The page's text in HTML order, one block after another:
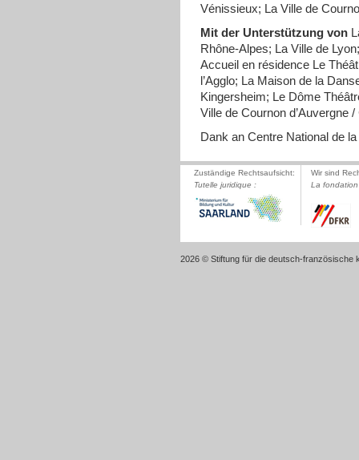
Vénissieux; La Ville de
Mit der Unterstützung von
Rhône-Alpes; La Ville de
Accueil en résidence Le
l’Agglo; La Maison de la
Kingersheim; Le Dôme
Ville de Cournon d’Auvergne /
Dank an Centre National de
Zuständige Rechtsaufsicht:
Tutelle juridique :
Wir sind
La
2026 © Stiftung für die deutsch-französische